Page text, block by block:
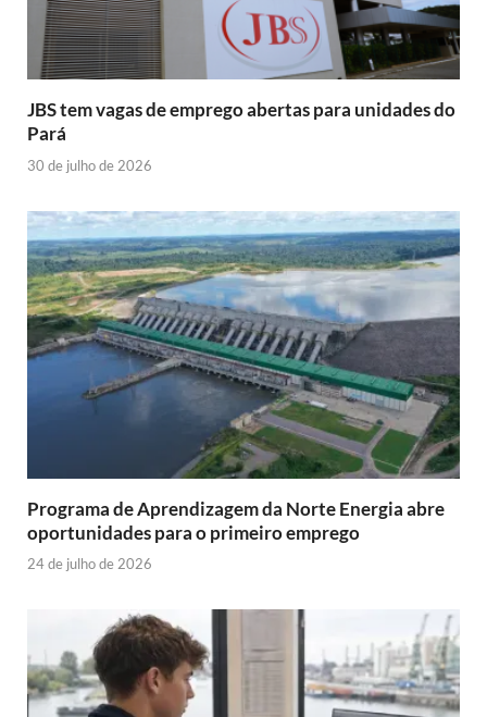
JBS tem vagas de emprego abertas para unidades do
Pará
30 de julho de 2026
Programa de Aprendizagem da Norte Energia abre
oportunidades para o primeiro emprego
24 de julho de 2026